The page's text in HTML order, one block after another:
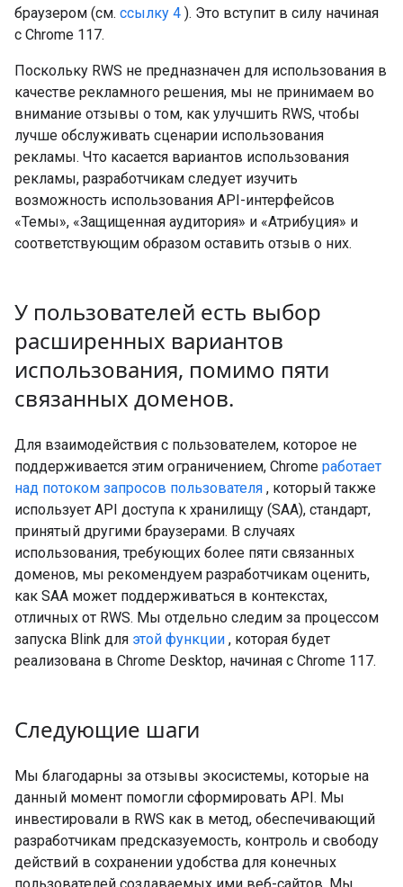
браузером (см. ссылку 4 ). Это вступит в силу начиная
с Chrome 117.
Поскольку RWS не предназначен для использования в
качестве рекламного решения, мы не принимаем во
внимание отзывы о том, как улучшить RWS, чтобы
лучше обслуживать сценарии использования
рекламы. Что касается вариантов использования
рекламы, разработчикам следует изучить
возможность использования API-интерфейсов
«Темы», «Защищенная аудитория» и «Атрибуция» и
соответствующим образом оставить отзыв о них.
У пользователей есть выбор
расширенных вариантов
использования, помимо пяти
связанных доменов.
Для взаимодействия с пользователем, которое не
поддерживается этим ограничением, Chrome работает
над потоком запросов пользователя , который также
использует API доступа к хранилищу (SAA), стандарт,
принятый другими браузерами. В случаях
использования, требующих более пяти связанных
доменов, мы рекомендуем разработчикам оценить,
как SAA может поддерживаться в контекстах,
отличных от RWS. Мы отдельно следим за процессом
запуска Blink для этой функции , которая будет
реализована в Chrome Desktop, начиная с Chrome 117.
Следующие шаги
Мы благодарны за отзывы экосистемы, которые на
данный момент помогли сформировать API. Мы
инвестировали в RWS как в метод, обеспечивающий
разработчикам предсказуемость, контроль и свободу
действий в сохранении удобства для конечных
пользователей создаваемых ими веб-сайтов. Мы